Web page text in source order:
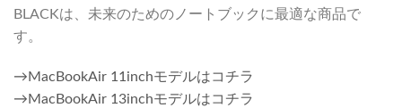
BLACKは、未来のためのノートブックに最適な商品で
す。
→MacBookAir 11inchモデルはコチラ
→MacBookAir 13inchモデルはコチラ